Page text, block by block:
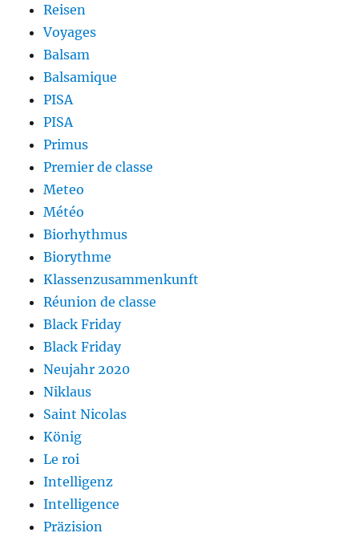
Reisen
Voyages
Balsam
Balsamique
PISA
PISA
Primus
Premier de classe
Meteo
Météo
Biorhythmus
Biorythme
Klassenzusammenkunft
Réunion de classe
Black Friday
Black Friday
Neujahr 2020
Niklaus
Saint Nicolas
König
Le roi
Intelligenz
Intelligence
Präzision